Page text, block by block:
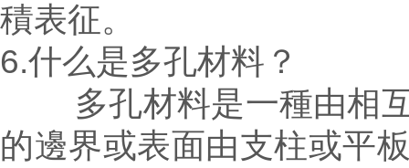
積表征。
6.什么是多孔材料？
多孔材料是一種由相互
的邊界或表面由支柱或平